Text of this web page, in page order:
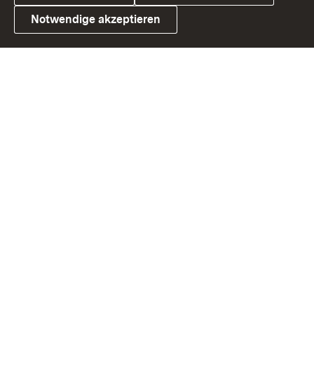
Link zum Landesportal
Notwendige akzeptieren